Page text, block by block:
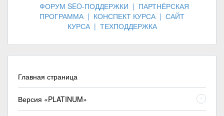
ФОРУМ SEO-ПОДДЕРЖКИ | ПАРТНЁРСКАЯ
ПРОГРАММА | КОНСПЕКТ КУРСА | САЙТ
КУРСА | ТЕХПОДДЕРЖКА
Главная страница
Версия «PLATINUM» -